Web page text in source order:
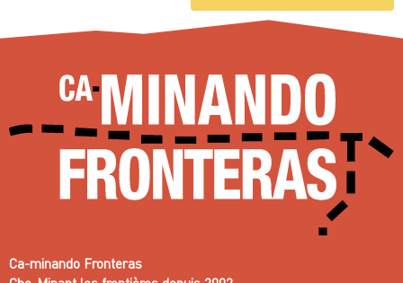
Ca-minando Fronteras